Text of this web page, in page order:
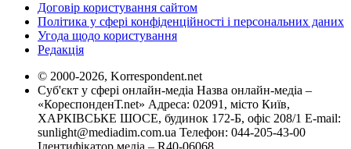
Договір користування сайтом
Політика у сфері конфіденційності і персональних даних
Угода щодо користування
Редакція
© 2000-2026, Korrespondent.net
Суб'єкт у сфері онлайн-медіа Назва онлайн-медіа –
«КореспонденТ.net» Адреса: 02091, місто Київ,
ХАРКІВСЬКЕ ШОСЕ, будинок 172-Б, офіс 208/1 E-mail:
sunlight@mediadim.com.ua Телефон: 044-205-43-00